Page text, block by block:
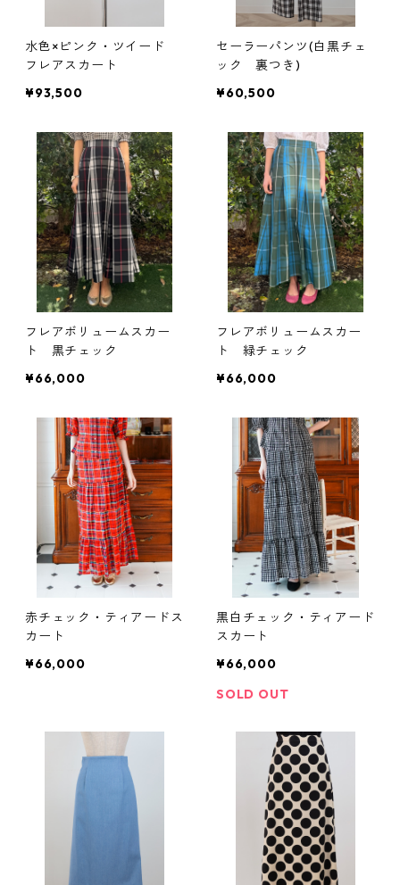
水色×ピンク・ツイード
フレアスカート
¥93,500
セーラーパンツ(白黒チェ
ック 裏つき)
¥60,500
フレアボリュームスカー
ト 黒チェック
¥66,000
フレアボリュームスカー
ト 緑チェック
¥66,000
赤チェック・ティアードス
カート
¥66,000
黒白チェック・ティアード
スカート
¥66,000
SOLD OUT